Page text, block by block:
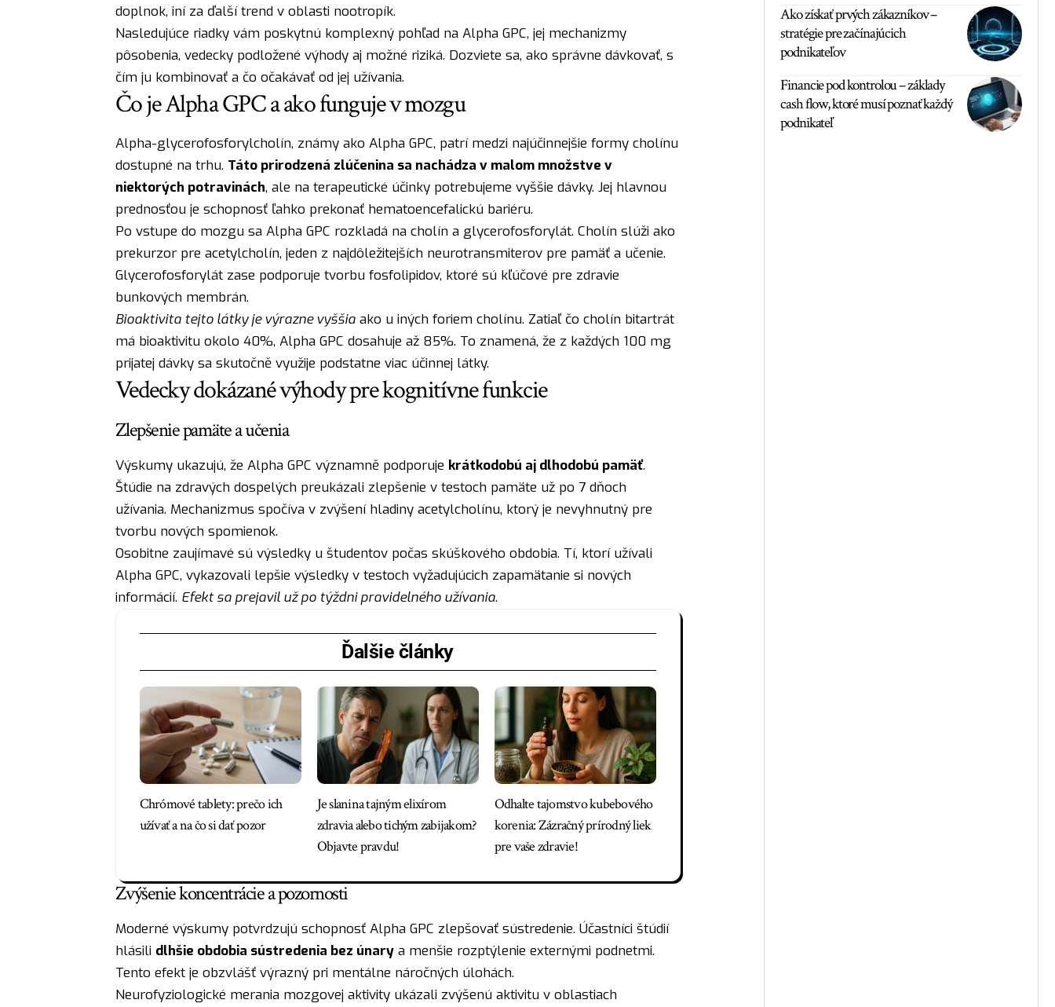
doplnok, iní za ďalší trend v oblasti nootropík.
Nasledujúce riadky vám poskytnú komplexný pohľad na Alpha GPC, jej mechanizmy
pôsobenia, vedecky podložené výhody aj možné riziká. Dozviete sa, ako správne dávkovať, s
čím ju kombinovať a čo očakávať od jej užívania.
Čo je Alpha GPC a ako funguje v mozgu
Alpha-glycerofosforylcholín, známy ako Alpha GPC, patrí medzi najúčinnejšie formy cholínu
dostupné na trhu. Táto prirodzená zlúčenina sa nachádza v malom množstve v
niektorých potravinách, ale na terapeutické účinky potrebujeme vyššie dávky. Jej hlavnou
prednosťou je schopnosť ľahko prekonať hematoencefalickú bariéru.
Po vstupe do mozgu sa Alpha GPC rozkladá na cholín a glycerofosforylát. Cholín slúži ako
prekurzor pre acetylcholín, jeden z najdôležitejších neurotransmiterov pre pamäť a učenie.
Glycerofosforylát zase podporuje tvorbu fosfolipidov, ktoré sú kľúčové pre zdravie
bunkových membrán.
Bioaktivita tejto látky je výrazne vyššiaako u iných foriem cholínu. Zatiaľ čo cholín bitartrát
má bioaktivitu okolo 40%, Alpha GPC dosahuje až 85%. To znamená, že z každých 100 mg
prijatej dávky sa skutočně využije podstatne viac účinnej látky.
Vedecky dokázané výhody pre kognitívne funkcie
Zlepšenie pamäte a učenia
Výskumy ukazujú, že Alpha GPC významně podporuje krátkodobú aj dlhodobú pamäť.
Štúdie na zdravých dospelých preukázali zlepšenie v testoch pamäte už po 7 dňoch
užívania. Mechanizmus spočíva v zvýšení hladiny acetylcholínu, ktorý je nevyhnutný pre
tvorbu nových spomienok.
Osobitne zaujímavé sú výsledky u študentov počas skúškového obdobia. Tí, ktorí užívali
Alpha GPC, vykazovali lepšie výsledky v testoch vyžadujúcich zapamätanie si nových
informácií. Efekt sa prejavil už po týždni pravidelného užívania.
Ďalšie články
Chrómové tablety: prečo ich
užívať a na čo si dať pozor
Je slanina tajným elixírom
zdravia alebo tichým zabijakom?
Objavte pravdu!
Odhalte tajomstvo kubebového
korenia: Zázračný prírodný liek
pre vaše zdravie!
Zvýšenie koncentrácie a pozornosti
Moderné výskumy potvrdzujú schopnosť Alpha GPC zlepšovať sústredenie. Účastníci štúdií
hlásili dlhšie obdobia sústredenia bez únarya menšie rozptýlenie externými podnetmi.
Tento efekt je obzvlášť výrazný pri mentálne náročných úlohách.
Neurofyziologické merania mozgovej aktivity ukázali zvýšenú aktivitu v oblastiach
Ako získať prvých zákazníkov –
stratégie pre začínajúcich
podnikateľov
Financie pod kontrolou – základy
cash flow, ktoré musí poznať každý
podnikateľ